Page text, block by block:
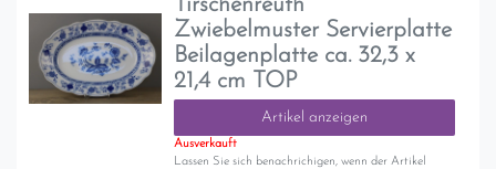
Tirschenreuth
Zwiebelmuster Servierplatte
Beilagenplatte ca. 32,3 x
21,4 cm TOP
Artikel anzeigen
Ausverkauft
Lassen Sie sich benachrichigen, wenn der Artikel